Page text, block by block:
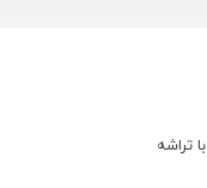
هواوی از میت‌بوک فولد 2026 با تراشه